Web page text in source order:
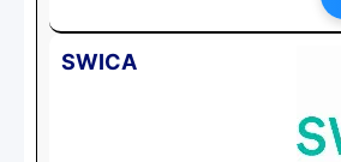
SWICA